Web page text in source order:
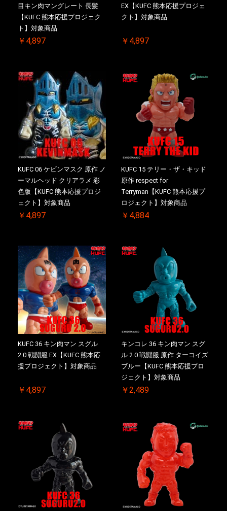
目キン肉マングレート 長髪
【KUFC 熊本応援プロジェク
ト】対象商品
￥4,897
EX【KUFC 熊本応援プロジェ
クト】対象商品
￥4,897
KUFC 06 ケビンマスク 原作 ノ
ーマルヘッド クリアラメ 彩
色版【KUFC 熊本応援プロジ
ェクト】対象商品
￥4,897
KUFC 15 テリー・ザ・キッド
原作 respect for
Terryman【KUFC 熊本応援プ
ロジェクト】対象商品
￥4,884
KUFC 36 キン肉マン スグル
2.0 戦闘服 EX【KUFC 熊本応
援プロジェクト】対象商品
￥4,897
キンコレ 36 キン肉マン スグ
ル 2.0 戦闘服 原作 ターコイズ
ブルー【KUFC 熊本応援プロ
ジェクト】対象商品
￥2,489